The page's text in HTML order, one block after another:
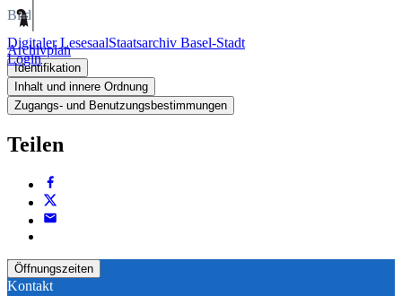
Digitaler LesesaalStaatsarchiv Basel-Stadt
Login
Bild
Archivplan
Identifikation
Inhalt und innere Ordnung
Zugangs- und Benutzungsbestimmungen
Teilen
Öffnungszeiten
Kontakt